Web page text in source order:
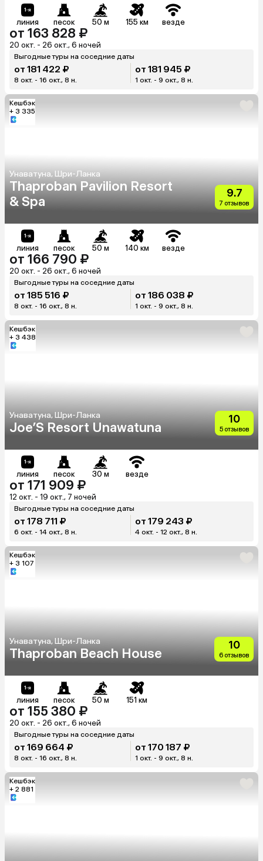
линия песок 50 м 155 км везде
от 163 828 ₽
20 окт. - 26 окт., 6 ночей
Выгодные туры на соседние даты
от 181 422 ₽
8 окт. - 16 окт., 8 н.
от 181 945 ₽
1 окт. - 9 окт., 8 н.
Кешбэк
+ 3 335
Унаватуна, Шри-Ланка
Thaproban Pavilion Resort
& Spa
9.7
7 отзывов
линия песок 50 м 140 км везде
от 166 790 ₽
20 окт. - 26 окт., 6 ночей
Выгодные туры на соседние даты
от 185 516 ₽
8 окт. - 16 окт., 8 н.
от 186 038 ₽
1 окт. - 9 окт., 8 н.
Кешбэк
+ 3 438
Унаватуна, Шри-Ланка
Joe’S Resort Unawatuna
10
5 отзывов
линия песок 30 м везде
от 171 909 ₽
12 окт. - 19 окт., 7 ночей
Выгодные туры на соседние даты
от 178 711 ₽
6 окт. - 14 окт., 8 н.
от 179 243 ₽
4 окт. - 12 окт., 8 н.
Кешбэк
+ 3 107
Унаватуна, Шри-Ланка
Thaproban Beach House
10
6 отзывов
линия песок 50 м 151 км
от 155 380 ₽
20 окт. - 26 окт., 6 ночей
Выгодные туры на соседние даты
от 169 664 ₽
8 окт. - 16 окт., 8 н.
от 170 187 ₽
1 окт. - 9 окт., 8 н.
Кешбэк
+ 2 881